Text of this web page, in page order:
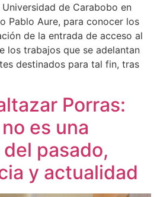
de Carabobo en
Pablo Aure, para conocer los
de la entrada de acceso al
los trabajos que se adelantan
destinados para tal fin, tras
Porras:
es una
pasado,
y actualidad